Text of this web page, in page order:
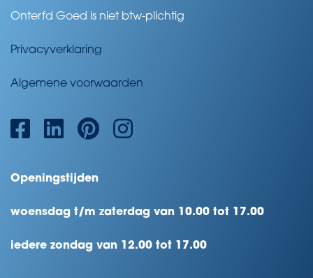
Onterfd Goed is niet btw-plichtig
Privacyverklaring
Algemene voorwaarden
Openingstijden
woensdag t/m zaterdag van 10.00 tot 17.00
iedere zondag van 12.00 tot 17.00